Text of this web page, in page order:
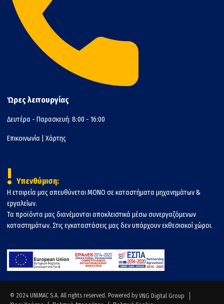
Ώρες λειτουργίας
Δευτέρα - Παρασκευή: 8:00 - 16:00
Επικοινωνία Χάρτης
! Υπενθύμιση:
Η εταιρεία μας απευθύνεται ΜΟΝΟ σε καταστήματα μηχανημάτων &
εργαλείων.
Τα προϊόντα μας διανέμονται αποκλειστικά μέσω συνεργαζόμενων
καταστημάτων. Στις εγκαταστάσεις μας δεν υπάρχουν εκθεσιακοί χώροι.
© 2024 UNIMAC S.A. All rights reserved. Powered by VNG Digital Group